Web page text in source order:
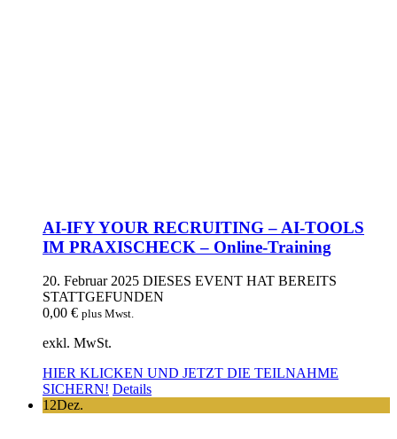
AI-IFY YOUR RECRUITING – AI-TOOLS
IM PRAXISCHECK – Online-Training
20. Februar 2025 DIESES EVENT HAT BEREITS
STATTGEFUNDEN
0,00 € plus Mwst.
exkl. MwSt.
HIER KLICKEN UND JETZT DIE TEILNAHME
SICHERN! Details
12Dez.